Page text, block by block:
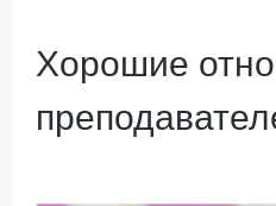
Хорошие